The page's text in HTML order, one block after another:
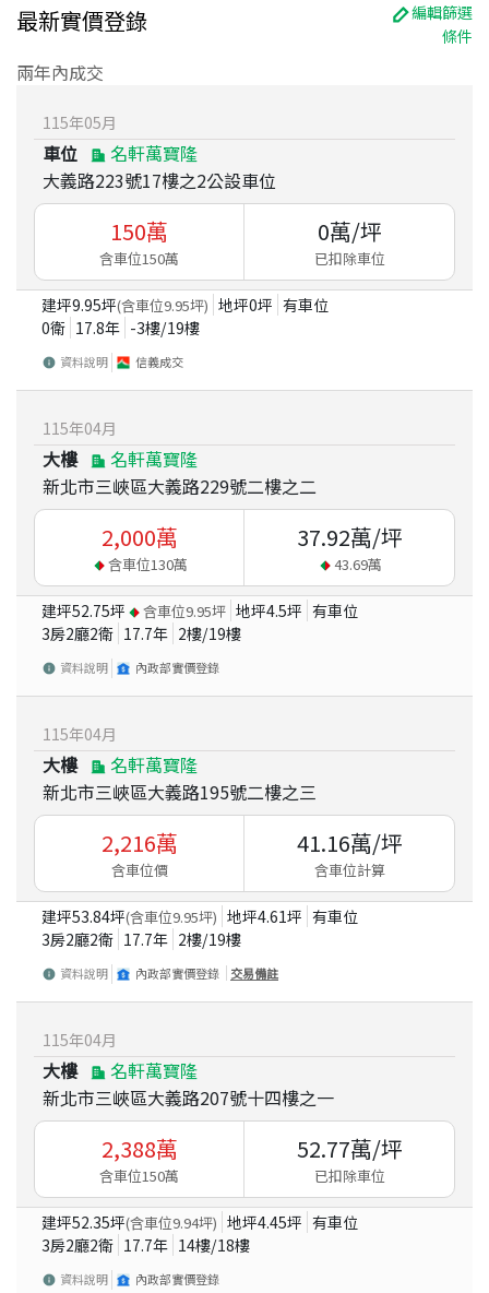
最新實價登錄
編輯篩選
條件
兩年內成交
115年05月
車位
名軒萬寶隆
大義路223號17樓之2公設車位
150萬
含車位150萬
0萬/坪
已扣除車位
建坪9.95坪(含車位9.95坪) 地坪0坪 有車位
0衛 17.8年 -3樓/19樓
資料說明 信義成交
115年04月
大樓
名軒萬寶隆
新北市三峽區大義路229號二樓之二
2,000萬
含車位130萬
37.92萬/坪
43.69萬
建坪52.75坪 含車位9.95坪 地坪4.5坪 有車位
3房2廳2衛 17.7年 2樓/19樓
資料說明 內政部實價登錄
115年04月
大樓
名軒萬寶隆
新北市三峽區大義路195號二樓之三
2,216萬
含車位價
41.16萬/坪
含車位計算
建坪53.84坪(含車位9.95坪) 地坪4.61坪 有車位
3房2廳2衛 17.7年 2樓/19樓
資料說明 內政部實價登錄 交易備註
115年04月
大樓
名軒萬寶隆
新北市三峽區大義路207號十四樓之一
2,388萬
含車位150萬
52.77萬/坪
已扣除車位
建坪52.35坪(含車位9.94坪) 地坪4.45坪 有車位
3房2廳2衛 17.7年 14樓/18樓
資料說明 內政部實價登錄